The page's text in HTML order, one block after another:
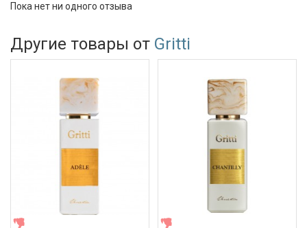
Пока нет ни одного отзыва
Другие товары от Gritti